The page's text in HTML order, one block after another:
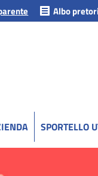
Albo
SPORTELLO